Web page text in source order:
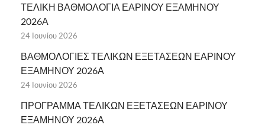
ΤΕΛΙΚΗ ΒΑΘΜΟΛΟΓΙΑ ΕΑΡΙΝΟΥ ΕΞΑΜΗΝΟΥ
2026Α
24 Ιουνίου 2026
ΒΑΘΜΟΛΟΓΙΕΣ ΤΕΛΙΚΩΝ ΕΞΕΤΑΣΕΩΝ ΕΑΡΙΝΟΥ
ΕΞΑΜΗΝΟΥ 2026Α
24 Ιουνίου 2026
ΠΡΟΓΡΑΜΜΑ ΤΕΛΙΚΩΝ ΕΞΕΤΑΣΕΩΝ ΕΑΡΙΝΟΥ
ΕΞΑΜΗΝΟΥ 2026Α